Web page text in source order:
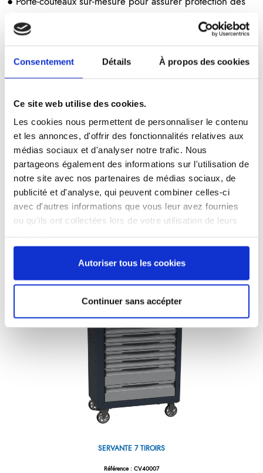
Consentement Détails À propos des cookies
Ce site web utilise des cookies.
Les cookies nous permettent de personnaliser le contenu
et les annonces, d'offrir des fonctionnalités relatives aux
médias sociaux et d'analyser notre trafic. Nous
partageons également des informations sur l'utilisation de
notre site avec nos partenaires de médias sociaux, de
publicité et d'analyse, qui peuvent combiner celles-ci
avec d'autres informations que vous leur avez fournies
ou qu'ils ont collectées lors de votre utilisation de leurs
Autoriser tous les cookies
Continuer sans accépter
lames et sécurité des utilisateurs.
Système proposé soit à la vente, soit en location ( pour
SERVANTE 3 TIROIRS + COFFRE
Référence : CV40004
FICHE PRODUIT
SERVANTE 7 TIROIRS
Référence : CV40007